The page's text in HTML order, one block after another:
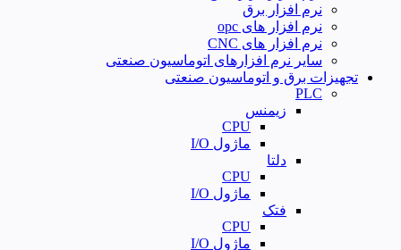
نرم افزار برق
نرم افزار های opc
نرم افزار های CNC
سایر نرم افزارهای اتوماسیون صنعتی
تجهیزات برق و اتوماسیون صنعتی
PLC
زیمنس
CPU
ماژول I/O
دلتا
CPU
ماژول I/O
فتک
CPU
ماژول I/O